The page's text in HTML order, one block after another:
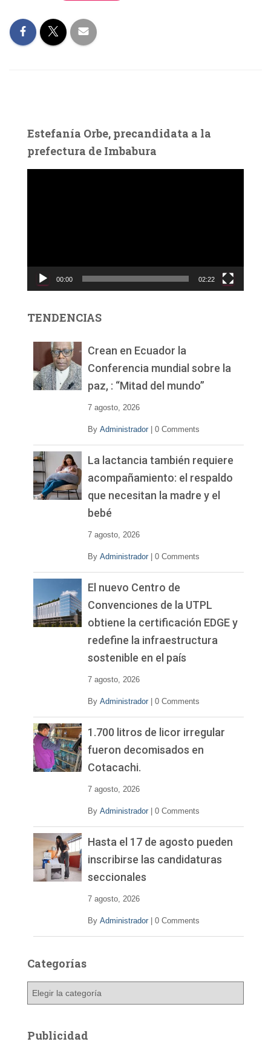
Estefanía Orbe, precandidata a la
prefectura de Imbabura
c
d
00:00 02:22
TENDENCIAS
Crean en Ecuador la
Conferencia mundial sobre la
paz, : “Mitad del mundo”
7 agosto, 2026
By Administrador 0 Comments
La lactancia también requiere
acompañamiento: el respaldo
que necesitan la madre y el
bebé
7 agosto, 2026
By Administrador 0 Comments
El nuevo Centro de
Convenciones de la UTPL
obtiene la certificación EDGE y
redefine la infraestructura
sostenible en el país
7 agosto, 2026
By Administrador 0 Comments
1.700 litros de licor irregular
fueron decomisados en
Cotacachi.
7 agosto, 2026
By Administrador 0 Comments
Hasta el 17 de agosto pueden
inscribirse las candidaturas
seccionales
7 agosto, 2026
By Administrador 0 Comments
Categorías
g
Publicidad